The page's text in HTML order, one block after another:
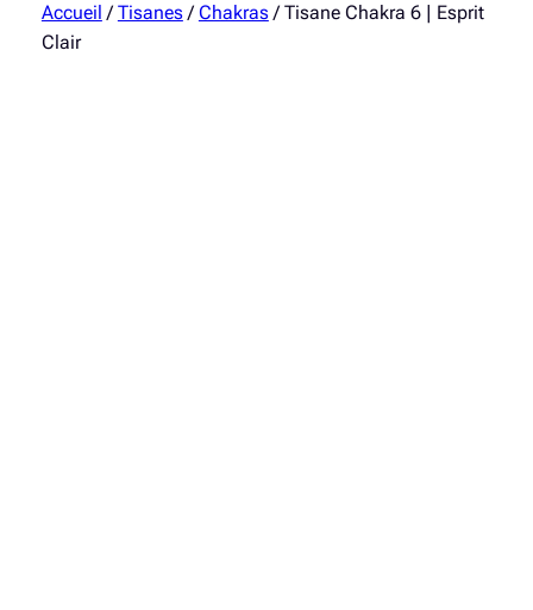
Accueil / Tisanes/ Chakras/ Tisane Chakra 6 | Esprit
Clair